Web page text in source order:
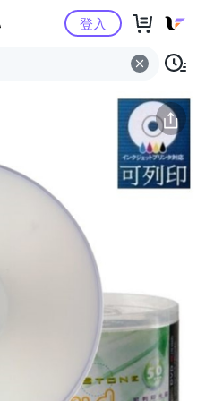
Yahoo購物中心
登入 猜你喜歡